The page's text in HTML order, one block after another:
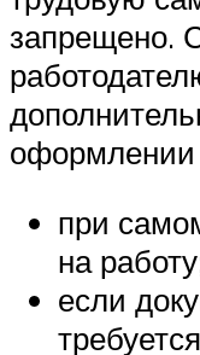
запрещено.
оформлении
при
на
если